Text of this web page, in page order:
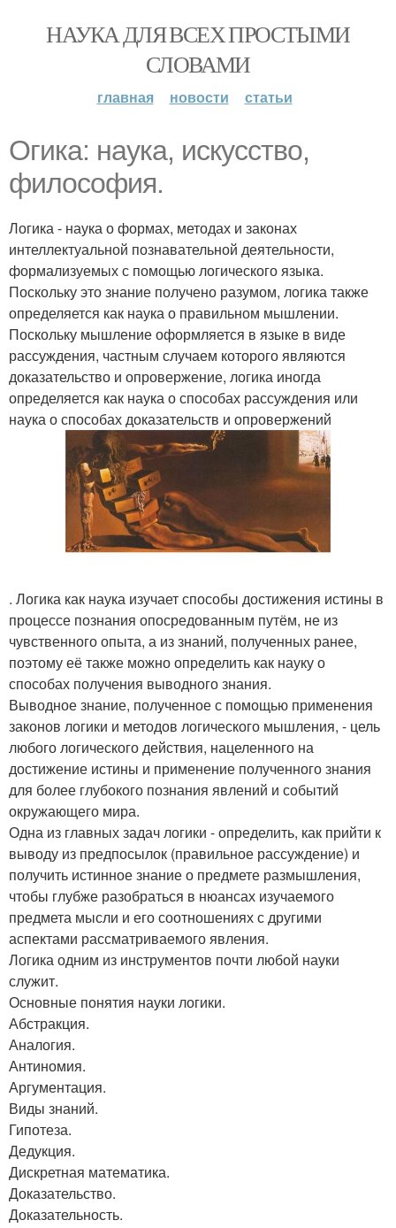
НАУКА ДЛЯ ВСЕХ ПРОСТЫМИ
СЛОВАМИ
главная новости статьи
Огика: наука, искусство,
философия.
Логика - наука о формах, методах и законах
интеллектуальной познавательной деятельности,
формализуемых с помощью логического языка.
Поскольку это знание получено разумом, логика также
определяется как наука о правильном мышлении.
Поскольку мышление оформляется в языке в виде
рассуждения, частным случаем которого являются
доказательство и опровержение, логика иногда
определяется как наука о способах рассуждения или
наука о способах доказательств и опровержений
. Логика как наука изучает способы достижения истины в
процессе познания опосредованным путём, не из
чувственного опыта, а из знаний, полученных ранее,
поэтому её также можно определить как науку о
способах получения выводного знания.
Выводное знание, полученное с помощью применения
законов логики и методов логического мышления, - цель
любого логического действия, нацеленного на
достижение истины и применение полученного знания
для более глубокого познания явлений и событий
окружающего мира.
Одна из главных задач логики - определить, как прийти к
выводу из предпосылок (правильное рассуждение) и
получить истинное знание о предмете размышления,
чтобы глубже разобраться в нюансах изучаемого
предмета мысли и его соотношениях с другими
аспектами рассматриваемого явления.
Логика одним из инструментов почти любой науки
служит.
Основные понятия науки логики.
Абстракция.
Аналогия.
Антиномия.
Аргументация.
Виды знаний.
Гипотеза.
Дедукция.
Дискретная математика.
Доказательство.
Доказательность.